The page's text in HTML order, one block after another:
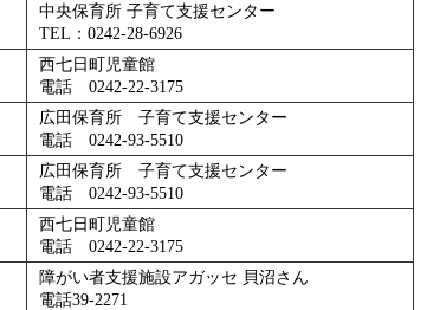
中央保育所 子育て支援センター
TEL：0242-28-6926
西七日町児童館
電話 0242-22-3175
広田保育所 子育て支援センター
電話 0242-93-5510
広田保育所 子育て支援センター
電話 0242-93-5510
西七日町児童館
電話 0242-22-3175
障がい者支援施設アガッセ 貝沼さん
電話39-2271